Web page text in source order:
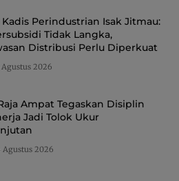
Perindustrian Isak Jitmau:
Tidak Langka,
Distribusi Perlu Diperkuat
Agustus 2026
Ampat Tegaskan Disiplin
Jadi Tolok Ukur
Agustus 2026